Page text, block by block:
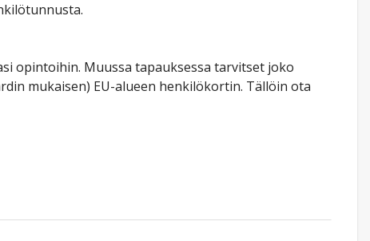
opintoihin. Muussa tapauksessa tarvitset joko
mukaisen) EU-alueen henkilökortin. Tällöin ota